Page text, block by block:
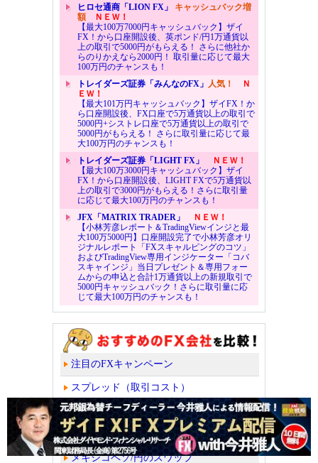
ヒロセ通商「LION FX」 キャッシュバック増
額ＮＥＷ！
【最大100万7000円キャッシュバック】ザイ
FX！から口座開設後、英ポンド/円1万通貨以
上の取引で5000円がもらえる！ さらに他社か
らのりかえなら2000円！ 取引量に応じて最大
100万円のチャンスも！
トレイダーズ証券「みんなのFX」 人気！
Ｎ
ＥＷ！
【最大101万円キャッシュバック】ザイFX！か
ら口座開設後、FX口座で5万通貨以上の取引で
5000円+シストレ口座で5万通貨以上の取引で
5000円がもらえる！ さらに取引量に応じて最
大100万円のチャンスも！
トレイダーズ証券「LIGHT FX」
ＮＥＷ！
【最大100万3000円キャッシュバック】ザイ
FX！から口座開設後、LIGHT FXで5万通貨以
上の取引で3000円がもらえる！さらに取引量
に応じて最大100万円のチャンスも！
JFX「MATRIX TRADER」
ＮＥＷ！
【小林芳彦レポート＆TradingViewインジと最
大100万5000円】口座開設完了で小林芳彦オリ
ジナルレポート「FXスキャルピングのコツ」
およびTradingView専用インジケーター「コバ
スキャインジ」当日プレゼント＆専用フォー
ムからの申込と合計1万通貨以上の新規取引で
5000円キャッシュバック！さらに取引量に応
じて最大100万円のチャンスも！
注目のFXキャンペーン
スプレッド（取引コスト）
スワップポイント
トルコリラ/円のスワップ
メキシコペソ/円のスワップ